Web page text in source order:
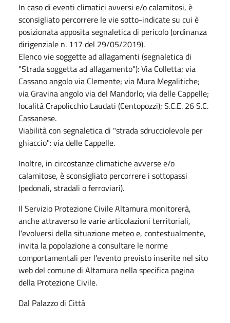
In caso di eventi climatici avversi e/o calamitosi, è
sconsigliato percorrere le vie sotto-indicate su cui è
posizionata apposita segnaletica di pericolo (ordinanza
dirigenziale n. 117 del 29/05/2019).
Elenco vie soggette ad allagamenti (segnaletica di
"Strada soggetta ad allagamento"): Via Colletta; via
Cassano angolo via Clemente; via Mura Megalitiche;
via Gravina angolo via del Mandorlo; via delle Cappelle;
località Crapolicchio Laudati (Centopozzi); S.C.E. 26 S.C.
Cassanese.
Viabilità con segnaletica di "strada sdrucciolevole per
ghiaccio": via delle Cappelle.
Inoltre, in circostanze climatiche avverse e/o
calamitose, è sconsigliato percorrere i sottopassi
(pedonali, stradali o ferroviari).
Il Servizio Protezione Civile Altamura monitorerà,
anche attraverso le varie articolazioni territoriali,
l'evolversi della situazione meteo e, contestualmente,
invita la popolazione a consultare le norme
comportamentali per l'evento previsto inserite nel sito
web del comune di Altamura nella specifica pagina
della Protezione Civile.
Dal Palazzo di Città